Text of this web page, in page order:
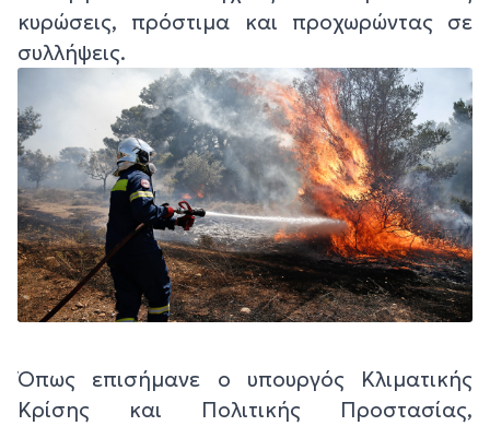
κυρώσεις, πρόστιμα και προχωρώντας σε
συλλήψεις.
Όπως επισήμανε ο υπουργός Κλιματικής
Κρίσης και Πολιτικής Προστασίας,